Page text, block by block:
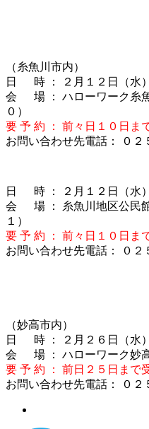
（糸魚川市内）
日 時 ： ２月１２日（水
会 場 ： ハローワーク糸
０）
要 予 約 ： 前々日１０日ま
お問い合わせ先電話： ０２
日 時 ： ２月１２日（水
会 場 ： 糸魚川地区公民
１）
要 予 約 ： 前々日１０日ま
お問い合わせ先電話： ０２
（妙高市内）
日 時 ： ２月２６日（水
会 場 ： ハローワーク妙高
要 予 約 ： 前日２５日まで
お問い合わせ先電話： ０２